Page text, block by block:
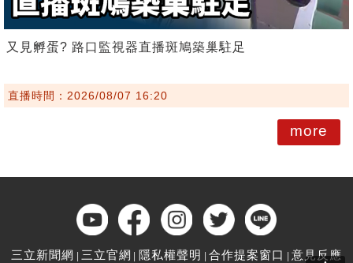
又見孵蛋? 路口監視器直播斑鳩築巢駐足
直播時間：2026/08/07 16:20
more
三立新聞網 三立官網 隱私權聲明 合作提案窗口 意見反應